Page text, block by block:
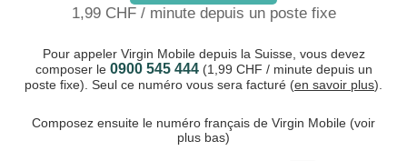
1,99 CHF / minute depuis un poste fixe
Pour appeler Virgin Mobile depuis la Suisse, vous devez
composer le 0900 545 444(1,99 CHF / minute depuis un
poste fixe). Seul ce numéro vous sera facturé (en savoir plus).
Composez ensuite le numéro français de Virgin Mobile (voir
plus bas)